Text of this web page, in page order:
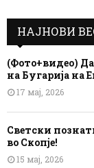
НАЈНОВИ
(Фото+видео)
на Бугарија на
17 мај, 2026
Светски
во Скопје!
15 мај, 2026